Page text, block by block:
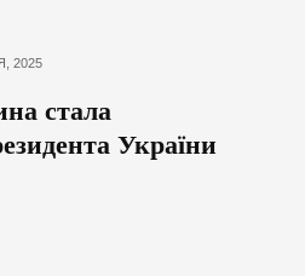
2025
стала
України